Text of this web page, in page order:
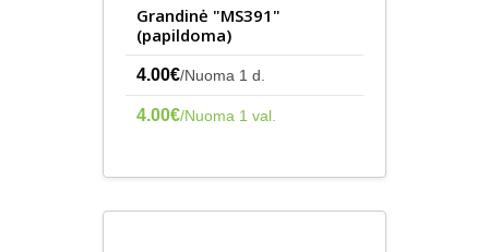
Grandinė "MS391"
(papildoma)
4.00€/Nuoma 1 d.
4.00€/Nuoma 1 val.